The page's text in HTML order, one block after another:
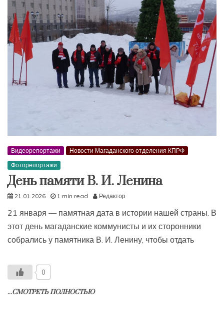
Видеорепортажи
Новости Магаданского отделения КПРФ
Фоторепортажи
День памяти В. И. Ленина
21.01.2026 1 min read Редактор
21 января — памятная дата в истории нашей страны. В
этот день магаданские коммунисты и их сторонники
собрались у памятника В. И. Ленину, чтобы отдать
0
...СМОТРЕТЬ ПОЛНОСТЬЮ